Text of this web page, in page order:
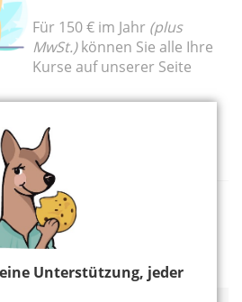
Unterstützung, jeder
Für 150 € im Jahr (plus
MwSt.)können Sie alle Ihre
Kurse auf unserer Seite
Dann melden
an.